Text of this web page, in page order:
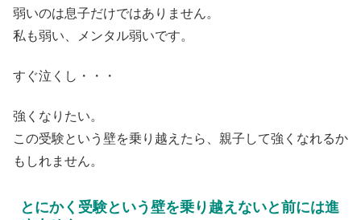
弱いのは息子だけではありません。
私も弱い、メンタル弱いです。
すぐ泣くし・・・
強くなりたい。
この受験という壁を乗り越えたら、親子して強くなれるか
もしれません。
とにかく受験という壁を乗り越えないと前には進